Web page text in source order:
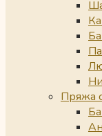
Пряжа